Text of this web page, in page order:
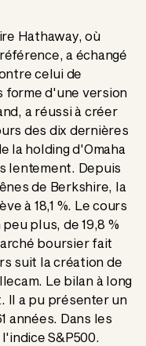
Hathaway, où
a échangé
celui de
d'une version
a réussi à créer
des dix dernières
la holding d'Omaha
lentement. Depuis
de Berkshire, la
à 18,1 %. Le cours
plus, de 19,8 %
boursier fait
suit la création de
Le bilan à long
Il a pu présenter un
années. Dans les
S&P500.